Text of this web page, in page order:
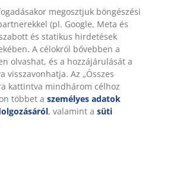
megosztjuk böngészési
(pl. Google, Meta és
és statikus hirdetések
A célokról bővebben a
olvashat, és a hozzájárulását a
visszavonhatja. Az „Összes
kattintva mindhárom célhoz
többet a személyes adatok
, valamint a süti